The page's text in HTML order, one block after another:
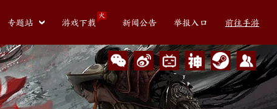
专题站 游戏下载
火
新闻公告 举报入口 前往手游